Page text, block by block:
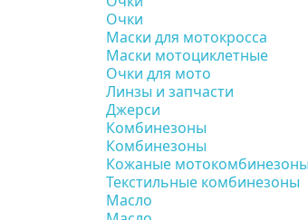
Очки
Маски для мотокросса
Маски мотоциклетные
Очки для мото
Линзы и запчасти
Джерси
Комбинезоны
Комбинезоны
Кожаные мотокомбинезоны
Текстильные комбинезоны
Масло